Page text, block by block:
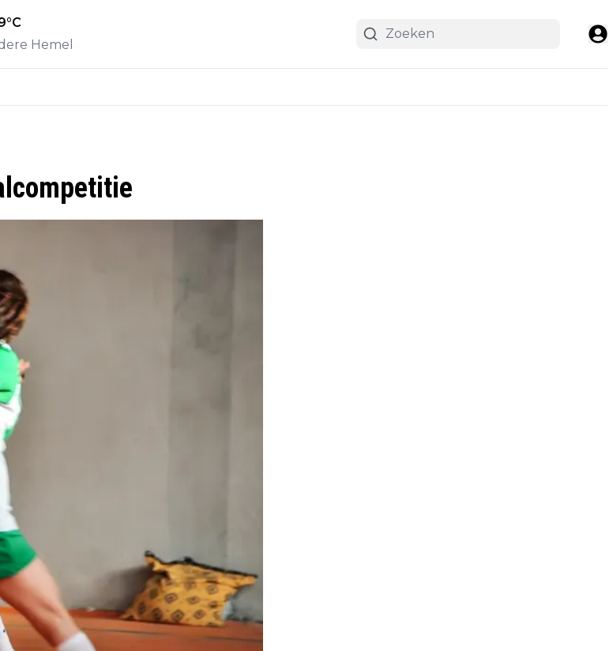
°C
Hemel